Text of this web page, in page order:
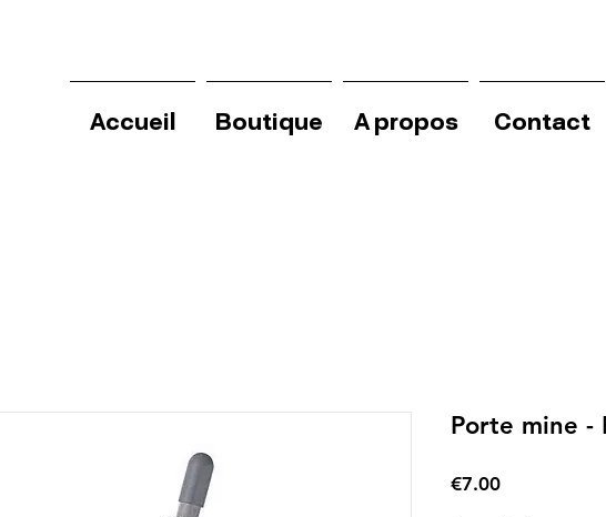
Accueil Boutique A propos Contact
Porte mine -
€7.00Price